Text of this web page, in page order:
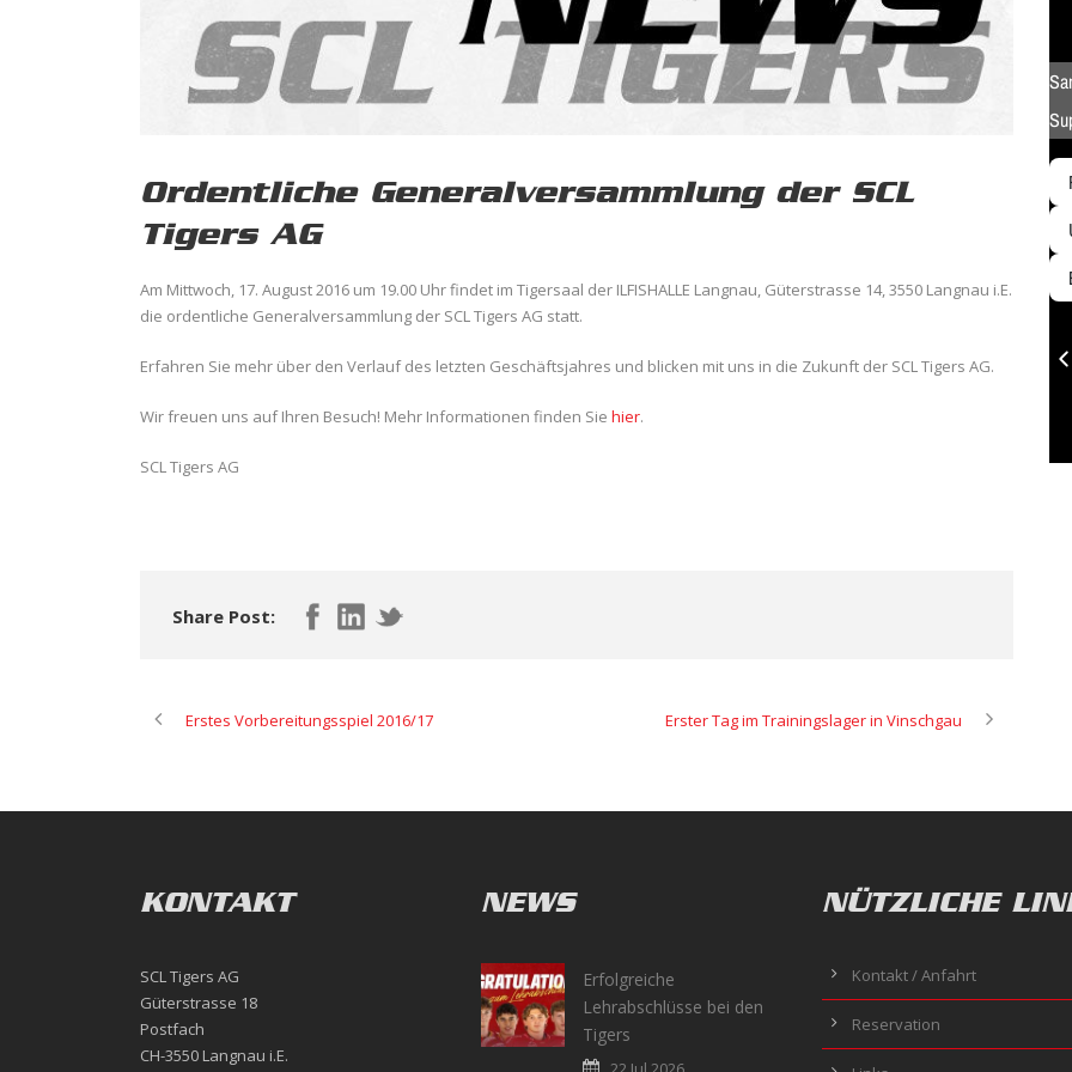
Ordentliche Generalversammlung der SCL
Tigers AG
Am Mittwoch, 17. August 2016 um 19.00 Uhr findet im Tigersaal der ILFISHALLE Langnau, Güterstrasse 14, 3550 Langnau i.E.
die ordentliche Generalversammlung der SCL Tigers AG statt.
Erfahren Sie mehr über den Verlauf des letzten Geschäftsjahres und blicken mit uns in die Zukunft der SCL Tigers AG.
Wir freuen uns auf Ihren Besuch! Mehr Informationen finden Sie hier.
SCL Tigers AG
Share Post:
Erstes Vorbereitungsspiel 2016/17 Erster Tag im Trainingslager in Vinschgau
KONTAKT
SCL Tigers AG
Güterstrasse 18
Postfach
CH-3550 Langnau i.E.
NEWS
Erfolgreiche
Lehrabschlüsse bei den
Tigers
NÜTZLICHE
Kontakt / Anfahrt
Reservation